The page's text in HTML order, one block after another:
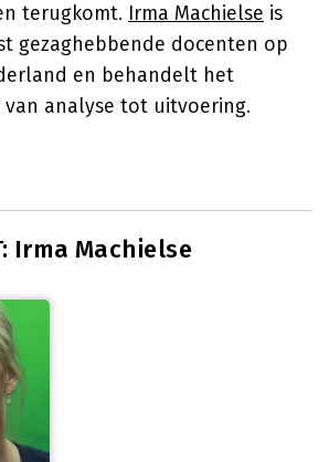
terugkomt. Irma Machielse is
gezaghebbende docenten op
en behandelt het
analyse tot uitvoering.
Irma Machielse